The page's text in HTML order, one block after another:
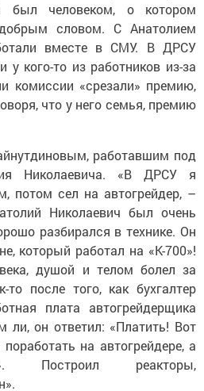
был человеком, о котором
словом. С Анатолием
вместе в СМУ. В ДРСУ
у кого-то из работников из-за
комиссии «срезали» премию,
что у него семья, премию
работавшим под
Николаевича. «В ДРСУ я
потом сел на автогрейдер, –
Николаевич был очень
разбирался в технике. Он
который работал на «К-700»!
душой и телом болел за
то после того, как бухгалтер
плата автогрейдерщика
ли, он ответил: «Платить! Вот
на автогрейдере, а
Построил реакторы,